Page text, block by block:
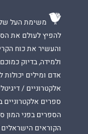
משימת העל של
להפיץ לעולם את
והעשיר את כוח
ולמידה, בדיוק
אדם ומילים
אלקטרוניים /
ספרים
הספרים בפני המון
הקוראים